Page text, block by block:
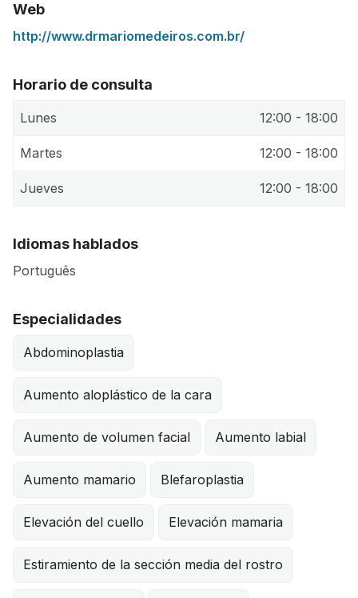
Web
http://www.drmariomedeiros.com.br/
Horario de consulta
Lunes 12:00 - 18:00
Martes 12:00 - 18:00
Jueves 12:00 - 18:00
Idiomas hablados
Português
Especialidades
Abdominoplastia
Aumento aloplástico de la cara
Aumento de volumen facial Aumento labial
Aumento mamario Blefaroplastia
Elevación del cuello Elevación mamaria
Estiramiento de la sección media del rostro